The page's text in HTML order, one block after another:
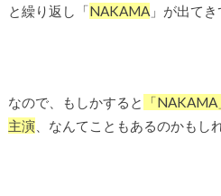
と繰り返し「NAKAMA」が出てき
なので、もしかすると
「
主演、なんてこともあるのかもし